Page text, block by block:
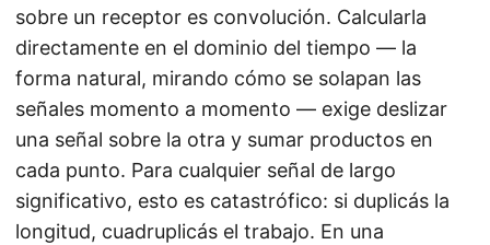
sobre un receptor es convolución. Calcularla
directamente en el dominio del tiempo — la
forma natural, mirando cómo se solapan las
señales momento a momento — exige deslizar
una señal sobre la otra y sumar productos en
cada punto. Para cualquier señal de largo
significativo, esto es catastrófico: si duplicás la
longitud, cuadruplicás el trabajo. En una